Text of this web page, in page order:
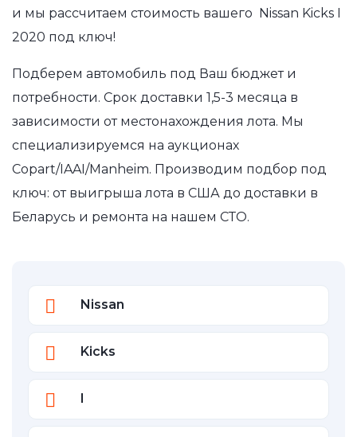
и мы рассчитаем стоимость вашего Nissan Kicks I
2020 под ключ!
Подберем автомобиль под Ваш бюджет и
потребности. Срок доставки 1,5-3 месяца в
зависимости от местонахождения лота. Мы
специализируемся на аукционах
Copart/IAAI/Manheim. Производим подбор под
ключ: от выигрыша лота в США до доставки в
Беларусь и ремонта на нашем СТО.
Nissan
Kicks
I